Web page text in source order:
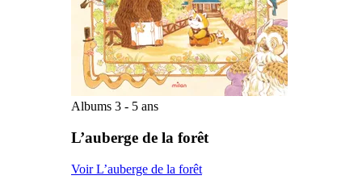
Albums 3 - 5 ans
L’auberge de la forêt
Voir L’auberge de la forêt